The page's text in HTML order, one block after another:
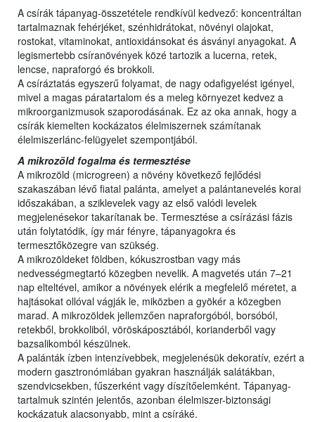
A csírák tápanyag-összetétele rendkívül kedvező: koncentráltan
tartalmaznak fehérjéket, szénhidrátokat, növényi olajokat,
rostokat, vitaminokat, antioxidánsokat és ásványi anyagokat. A
legismertebb csíranövények közé tartozik a lucerna, retek,
lencse, napraforgó és brokkoli.
A csíráztatás egyszerű folyamat, de nagy odafigyelést igényel,
mivel a magas páratartalom és a meleg környezet kedvez a
mikroorganizmusok szaporodásának. Ez az oka annak, hogy a
csírák kiemelten kockázatos élelmiszernek számítanak
élelmiszerlánc-felügyelet szempontjából.
A mikrozöld fogalma és termesztése
A mikrozöld (microgreen) a növény következő fejlődési
szakaszában lévő fiatal palánta, amelyet a palántanevelés korai
időszakában, a sziklevelek vagy az első valódi levelek
megjelenésekor takarítanak be. Termesztése a csírázási fázis
után folytatódik, így már fényre, tápanyagokra és
termesztőközegre van szükség.
A mikrozöldeket földben, kókuszrostban vagy más
nedvességmegtartó közegben nevelik. A magvetés után 7–21
nap elteltével, amikor a növények elérik a megfelelő méretet, a
hajtásokat ollóval vágják le, miközben a gyökér a közegben
marad. A mikrozöldek jellemzően napraforgóból, borsóból,
retekből, brokkoliból, vöröskáposztából, korianderből vagy
bazsalikomból készülnek.
A palánták ízben intenzívebbek, megjelenésük dekoratív, ezért a
modern gasztronómiában gyakran használják salátákban,
szendvicsekben, fűszerként vagy díszítőelemként. Tápanyag-
tartalmuk szintén jelentős, azonban élelmiszer-biztonsági
kockázatuk alacsonyabb, mint a csíráké.